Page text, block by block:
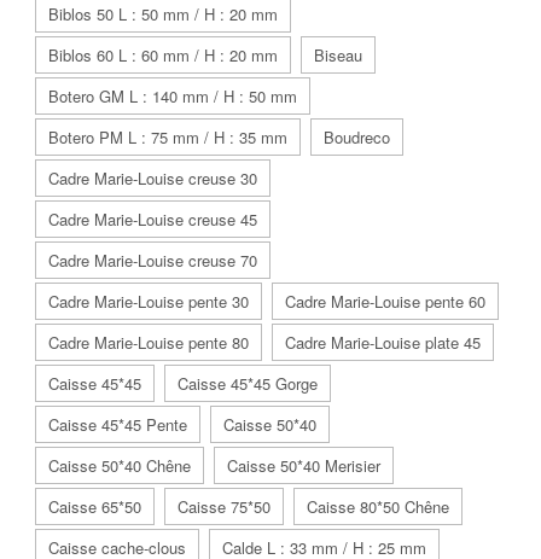
Biblos 50 L : 50 mm / H : 20 mm
Biblos 60 L : 60 mm / H : 20 mm
Biseau
Botero GM L : 140 mm / H : 50 mm
Botero PM L : 75 mm / H : 35 mm
Boudreco
Cadre Marie-Louise creuse 30
Cadre Marie-Louise creuse 45
Cadre Marie-Louise creuse 70
Cadre Marie-Louise pente 30
Cadre Marie-Louise pente 60
Cadre Marie-Louise pente 80
Cadre Marie-Louise plate 45
Caisse 45*45
Caisse 45*45 Gorge
Caisse 45*45 Pente
Caisse 50*40
Caisse 50*40 Chêne
Caisse 50*40 Merisier
Caisse 65*50
Caisse 75*50
Caisse 80*50 Chêne
Caisse cache-clous
Calde L : 33 mm / H : 25 mm